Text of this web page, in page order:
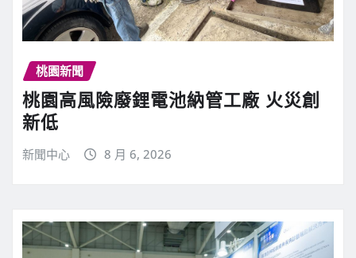
桃園新聞
桃園高風險廢鋰電池納管工廠 火災創
新低
新聞中心 8 月 6, 2026